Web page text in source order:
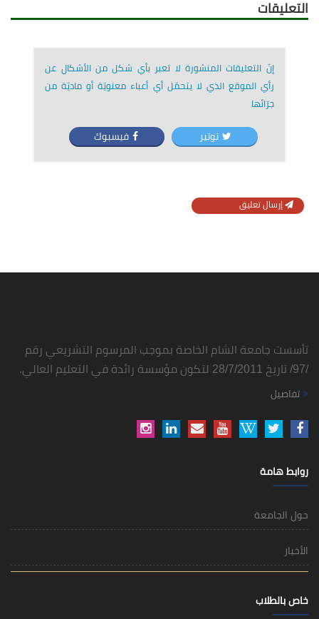
التعليقات
إنّ التعليقات المنشورة لا تعبر بأي شكل من الأشكال عن
رأي الموقع الذي لا يتحمّل أي أعباء معنويّة أو ماديّة من
جرّائها
توتير فيسبوك
إرسال تعليق
تأسست جامعة الشام الخاصة بموجب المرسوم التشريعي رقم
/97/ تاريخ 28/7/2011 لتكون مؤسسة رائدة في التعليم العالي.
تفاصيل
روابط هامة
حول الجامعة
الأخبار
خاص بالطلاب